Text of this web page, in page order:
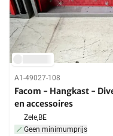
A1-49027-108
Facom - Hangkast -
en accessoires
Zele,BE
Geen minimumprijs